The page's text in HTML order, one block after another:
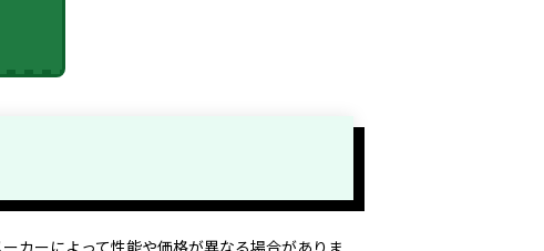
カーによって性能や価格が異なる場合がありま